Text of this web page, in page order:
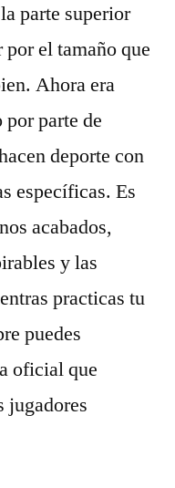
parte superior
el tamaño que
Ahora era
parte de
deporte con
específicas. Es
acabados,
y las
practicas tu
puedes
oficial que
jugadores